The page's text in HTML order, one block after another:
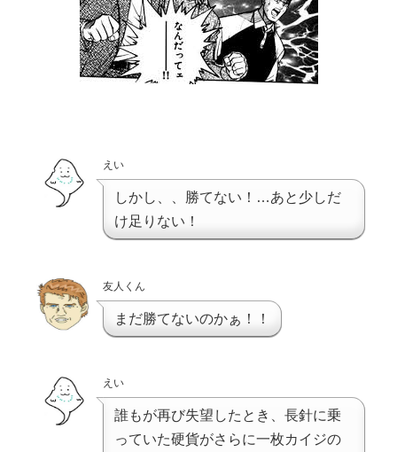
えい
しかし、、勝てない！…あと少しだ
け足りない！
友人くん
まだ勝てないのかぁ！！
えい
誰もが再び失望したとき、長針に乗
っていた硬貨がさらに一枚カイジの